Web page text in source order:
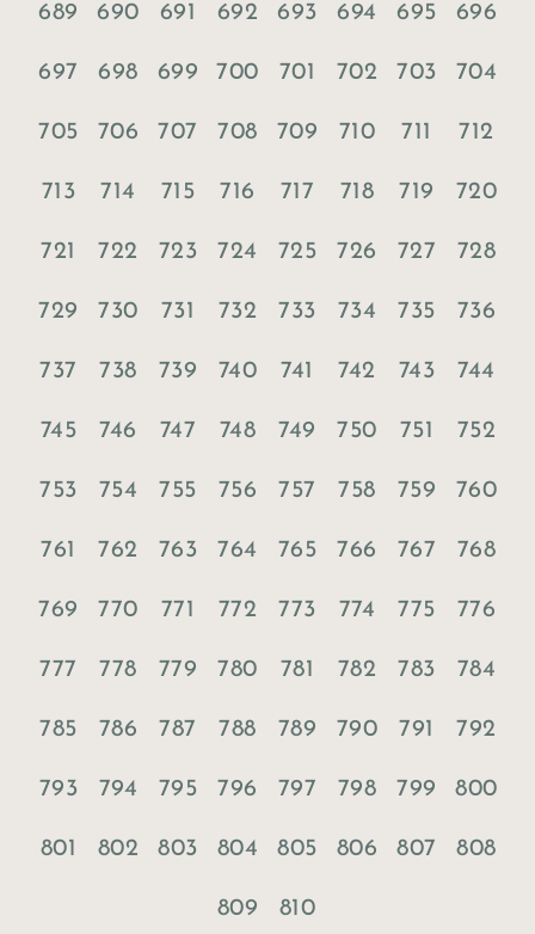
689 690 691 692 693 694 695 696
697 698 699 700 701 702 703 704
705 706 707 708 709 710 711 712
713 714 715 716 717 718 719 720
721 722 723 724 725 726 727 728
729 730 731 732 733 734 735 736
737 738 739 740 741 742 743 744
745 746 747 748 749 750 751 752
753 754 755 756 757 758 759 760
761 762 763 764 765 766 767 768
769 770 771 772 773 774 775 776
777 778 779 780 781 782 783 784
785 786 787 788 789 790 791 792
793 794 795 796 797 798 799 800
801 802 803 804 805 806 807 808
809 810